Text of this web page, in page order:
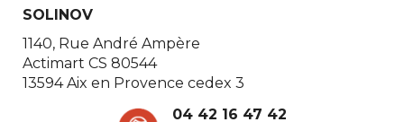
SOLINOV
1140, Rue André Ampère
Actimart CS 80544
13594 Aix en Provence cedex 3
04 42 16 47 42